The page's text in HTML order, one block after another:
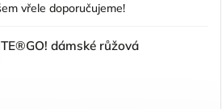
vřele doporučujeme!
dámské růžová